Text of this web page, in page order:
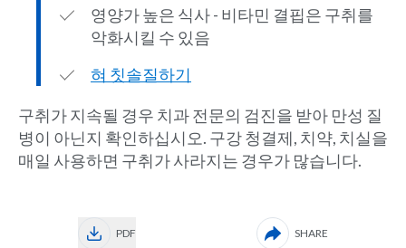
영양가 높은 식사 - 비타민 결핍은 구취를
악화시킬 수 있음
혀 칫솔질하기
구취가 지속될 경우 치과 전문의 검진을 받아 만성 질
병이 아닌지 확인하십시오. 구강 청결제, 치약, 치실을
매일 사용하면 구취가 사라지는 경우가 많습니다.
PDF SHARE